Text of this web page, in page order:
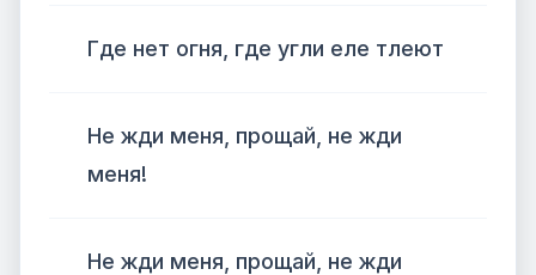
Где нет огня, где угли еле тлеют
Не жди меня, прощай, не жди
меня!
Не жди меня, прощай, не жди